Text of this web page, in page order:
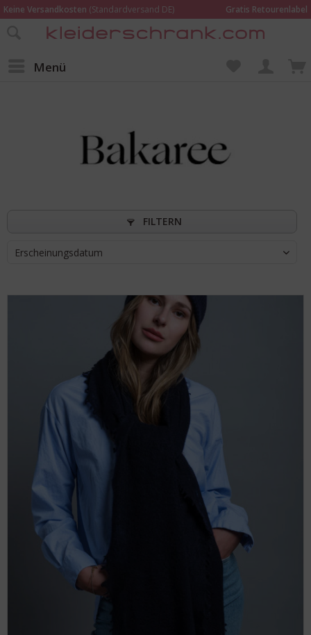
Keine Versandkosten (Standardversand DE)
Gratis Retourenlabel
Online bestellen – im Geschäft in Kempen anprobieren und beraten lassen
Menü
FILTERN
Erscheinungsdatum